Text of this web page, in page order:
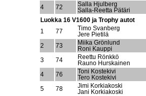
4
72
Salla Hjulberg
Salla-Reetta Pätäri
Luokka 16 V1600 ja Trophy autot
1
77
Timo Svanberg
Jere Pietilä
2
73
Miika Grönlund
Roni Kauppi
3
74
Reettu Rönkkö
Rauno Hurskainen
4
76
Toni Kostekivi
Tero Kostekivi
5
78
Jimi Korkiakoski
Jani Korkiakoski